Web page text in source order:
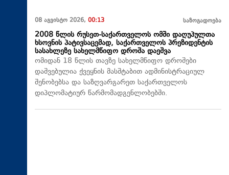
08 აგვისტო 2026, 00:13 საზოგადოება
2008 წლის რუსეთ-საქართველოს ომში დაღუპულთა
ხსოვნის პატივსაცემად, საქართველოს პრეზიდენტის
სასახლეზე სახელმწიფო დროშა დაეშვა
ომიდან 18 წლის თავზე სახელმწიფო დროშები
დაშვებულია ქვეყნის მასშტაბით ადმინისტრაციულ
შენობებსა და საზღვარგარეთ საქართველოს
დიპლომატიურ წარმომადგენლობებში.